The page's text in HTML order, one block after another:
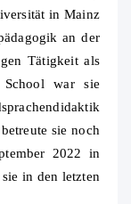
in Mainz
an der
Tätigkeit als
war sie
sie noch
2022 in
in den letzten